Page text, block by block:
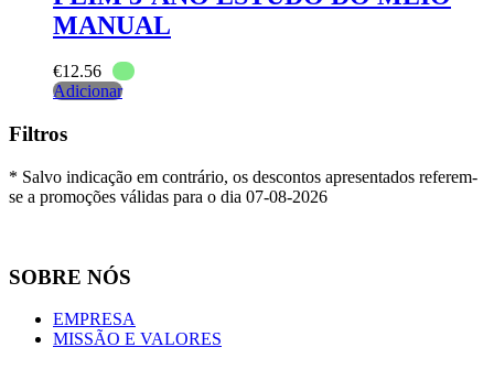
MANUAL
€12.56
Adicionar
Filtros
* Salvo indicação em contrário, os descontos apresentados referem-
se a promoções válidas para o dia 07-08-2026
SOBRE NÓS
EMPRESA
MISSÃO E VALORES